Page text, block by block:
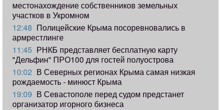
местонахождение собственников земельных
участков в Укромном
12:48 Полицейские Крыма посоревновались в
армрестлинге
11:45 РНКБ представляет бесплатную карту
"Дельфин" ПРО100 для гостей полуострова
10:02 В Северных регионах Крыма самая низкая
рождаемость - минюст Крыма
19:09 В Севастополе перед судом предстанет
организатор игорного бизнеса